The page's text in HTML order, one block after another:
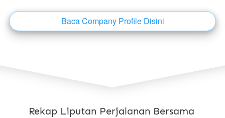
`Baca Company Profile Disini
Rekap Liputan Perjalanan Bersama